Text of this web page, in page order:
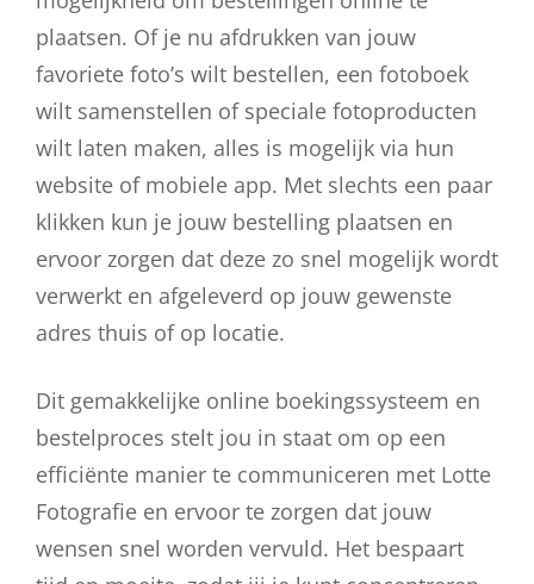
plaatsen. Of je nu afdrukken van jouw
favoriete foto’s wilt bestellen, een fotoboek
wilt samenstellen of speciale fotoproducten
wilt laten maken, alles is mogelijk via hun
website of mobiele app. Met slechts een paar
klikken kun je jouw bestelling plaatsen en
ervoor zorgen dat deze zo snel mogelijk wordt
verwerkt en afgeleverd op jouw gewenste
adres thuis of op locatie.
Dit gemakkelijke online boekingssysteem en
bestelproces stelt jou in staat om op een
efficiënte manier te communiceren met Lotte
Fotografie en ervoor te zorgen dat jouw
wensen snel worden vervuld. Het bespaart